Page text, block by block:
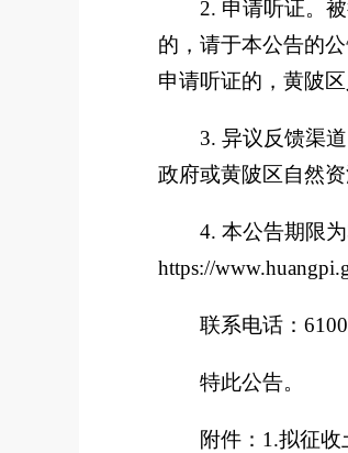
2. 申请听证。
的，请于本公告的
申请听证的，黄陂
3. 异议反馈渠道
政府或黄陂区自然
4. 本公告期限为
https://
联系电话：
特此公告。
附件： 1.拟征收